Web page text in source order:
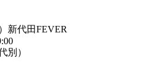
新代田FEVER
別）